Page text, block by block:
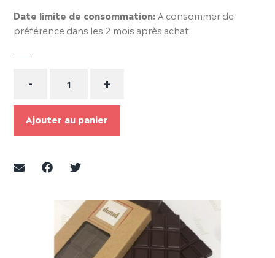
Date limite de consommation:A consommer de
préférence dans les 2 mois après achat.
- +
Ajouter au panier